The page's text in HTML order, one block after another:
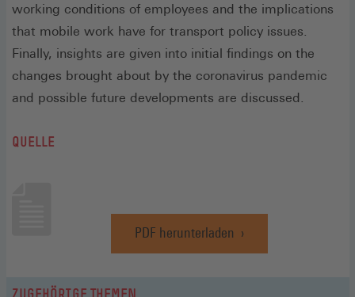
working conditions of employees and the implications
that mobile work have for transport policy issues.
Finally, insights are given into initial findings on the
changes brought about by the coronavirus pandemic
and possible future developments are discussed.
QUELLE
PDF herunterladen
(Öffnet
in
ZUGEHÖRIGE THEMEN